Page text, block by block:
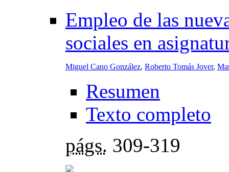
Empleo de las
sociales en
Miguel Cano González, Roberto Tomás Jover,
Resumen
Texto completo
págs. 309-319